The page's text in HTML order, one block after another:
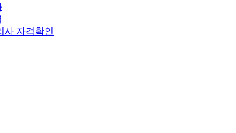
사 자격확인